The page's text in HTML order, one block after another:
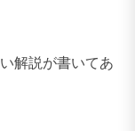
解説が書いてあ